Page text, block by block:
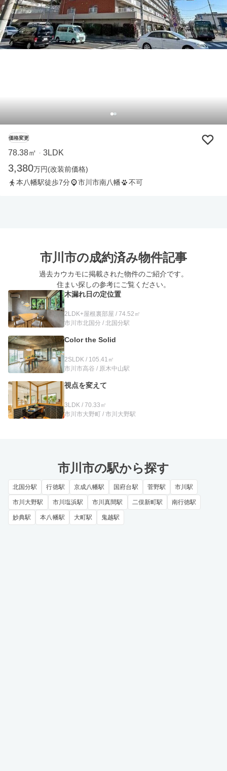
価格変更
78.38㎡ ・ 3LDK
3,380万円(改装前価格)
本八幡駅徒歩7分
市川市南八幡 不可
市川市の成約済み物件記事
過去カウカモに掲載された物件のご紹介です。
住まい探しの参考にご覧ください。
木漏れ日の定位置
2LDK+屋根裏部屋 / 74.52㎡
市川市北国分 / 北国分駅
Color the Solid
2SLDK / 105.41㎡
市川市高谷 / 原木中山駅
視点を変えて
3LDK / 70.33㎡
市川市大野町 / 市川大野駅
市川市の駅から探す
北国分駅 行徳駅 京成八幡駅 国府台駅 菅野駅 市川駅
市川大野駅 市川塩浜駅 市川真間駅 二俣新町駅 南行徳駅
妙典駅 本八幡駅 大町駅 鬼越駅